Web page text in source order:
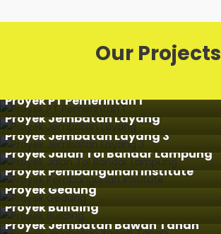
Our Projects
Proyek PT Pemerintah 1
Proyek Jembatan Layang
Proyek Jembatan Layang 3
Proyek Jalan Tol Bandar Lampung
Proyek Pembangunan Institute
Proyek Gedung
Proyek Building
Proyek Jembatan Bawah Tanah